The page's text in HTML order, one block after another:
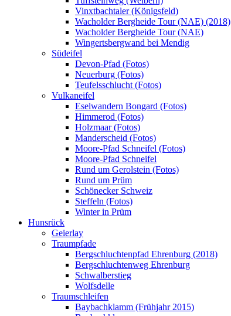
Vinxtbachtaler (Königsfeld)
Wacholder Bergheide Tour (NAE) (2018)
Wacholder Bergheide Tour (NAE)
Wingertsbergwand bei Mendig
Südeifel
Devon-Pfad (Fotos)
Neuerburg (Fotos)
Teufelsschlucht (Fotos)
Vulkaneifel
Eselwandern Bongard (Fotos)
Himmerod (Fotos)
Holzmaar (Fotos)
Manderscheid (Fotos)
Moore-Pfad Schneifel (Fotos)
Moore-Pfad Schneifel
Rund um Gerolstein (Fotos)
Rund um Prüm
Schönecker Schweiz
Steffeln (Fotos)
Winter in Prüm
Hunsrück
Geierlay
Traumpfade
Bergschluchtenpfad Ehrenburg (2018)
Bergschluchtenweg Ehrenburg
Schwalberstieg
Wolfsdelle
Traumschleifen
Baybachklamm (Frühjahr 2015)